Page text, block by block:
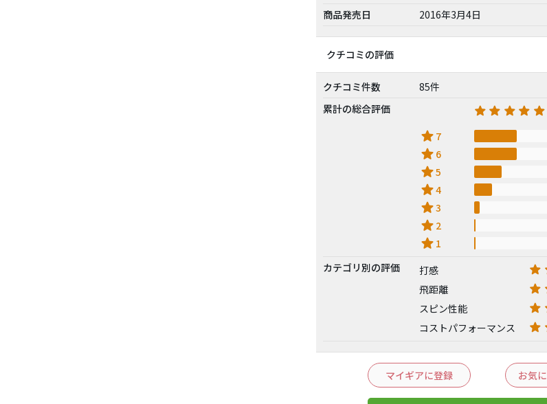
商品発売日
2016年3月4日
クチコミの評価
クチコミ件数
85件
累計の総合評価
star 7
star 6
star5
star4
star3
star 2
star 1
カテゴリ別の評価
打感
飛距離
スピン性能
コストパフォーマンス
マイギアに登録 お気